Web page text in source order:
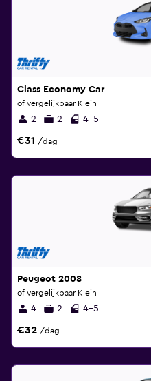
Class Economy Car
of vergelijkbaar Klein
2 2 4-5
€31 /dag
Peugeot 2008
of vergelijkbaar Klein
4 2 4-5
€32 /dag